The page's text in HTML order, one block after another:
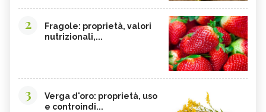
2
Fragole: proprietà, valori
nutrizionali,...
3
Verga d'oro: proprietà, uso
e controindi...